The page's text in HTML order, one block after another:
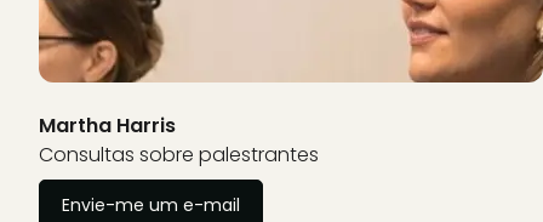
Martha Harris
Consultas sobre palestrantes
Envie-me um e-mail